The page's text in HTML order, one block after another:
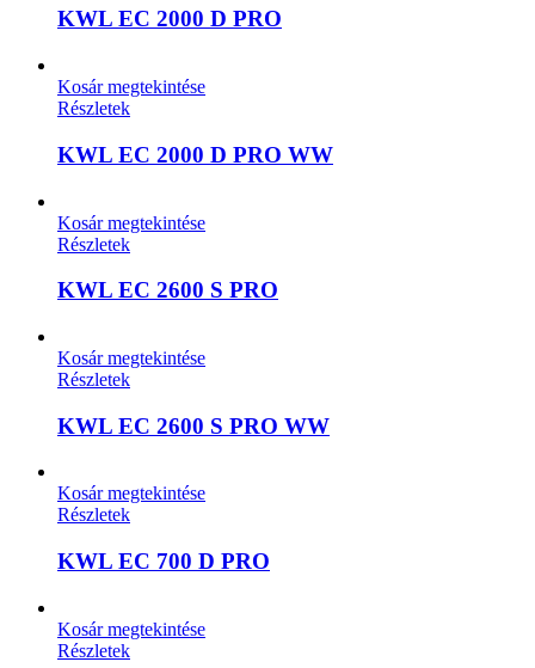
KWL EC 2000 D PRO
Kosár megtekintése
Részletek
KWL EC 2000 D PRO WW
Kosár megtekintése
Részletek
KWL EC 2600 S PRO
Kosár megtekintése
Részletek
KWL EC 2600 S PRO WW
Kosár megtekintése
Részletek
KWL EC 700 D PRO
Kosár megtekintése
Részletek